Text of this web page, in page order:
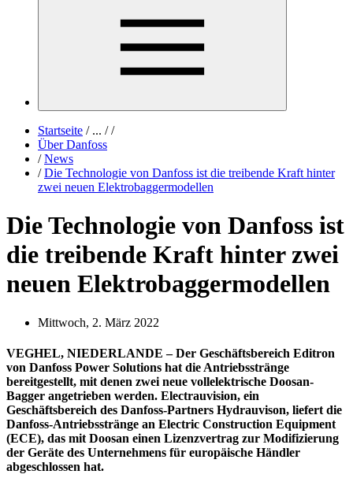
Startseite /... / /
Über Danfoss
/ News
/ Die Technologie von Danfoss ist die treibende Kraft hinter
zwei neuen Elektrobaggermodellen
Die Technologie von Danfoss ist
die treibende Kraft hinter zwei
neuen Elektrobaggermodellen
Mittwoch, 2. März 2022
VEGHEL, NIEDERLANDE – Der Geschäftsbereich Editron
von Danfoss Power Solutions hat die Antriebsstränge
bereitgestellt, mit denen zwei neue vollelektrische Doosan-
Bagger angetrieben werden. Electrauvision, ein
Geschäftsbereich des Danfoss-Partners Hydrauvison, liefert die
Danfoss-Antriebsstränge an Electric Construction Equipment
(ECE), das mit Doosan einen Lizenzvertrag zur Modifizierung
der Geräte des Unternehmens für europäische Händler
abgeschlossen hat.